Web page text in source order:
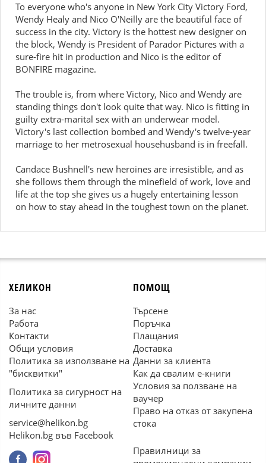
To everyone who's anyone in New York City Victory Ford,
Wendy Healy and Nico O'Neilly are the beautiful face of
success in the city. Victory is the hottest new designer on
the block, Wendy is President of Parador Pictures with a
sure-fire hit in production and Nico is the editor of
BONFIRE magazine.
The trouble is, from where Victory, Nico and Wendy are
standing things don't look quite that way. Nico is fitting in
guilty extra-marital sex with an underwear model.
Victory's last collection bombed and Wendy's twelve-year
marriage to her metrosexual househusband is in freefall.
Candace Bushnell's new heroines are irresistible, and as
she follows them through the minefield of work, love and
life at the top she gives us a hugely entertaining lesson
on how to stay ahead in the toughest town on the planet.
ХЕЛИКОН
За нас
Работа
Контакти
Общи условия
Политика за използване на
"бисквитки"
Политика за сигурност на
личните данни
service@helikon.bg
Helikon.bg във Facebook
ПОМОЩ
Търсене
Поръчка
Плащания
Доставка
Данни за клиента
Как да свалим е-книги
Условия за ползване на
ваучер
Право на отказ от закупена
стока
Правилници за